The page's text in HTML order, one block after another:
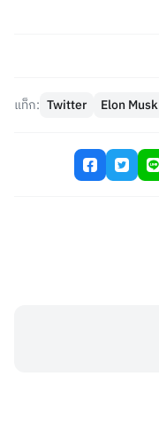
แท็ก: Twitter Elon Musk